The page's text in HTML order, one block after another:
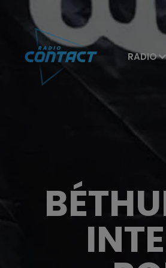
RADIO